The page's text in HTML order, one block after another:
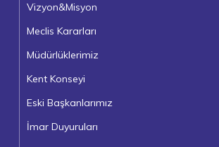
Vizyon&Misyon
Meclis Kararları
Müdürlüklerimiz
Kent Konseyi
Eski Başkanlarımız
İmar Duyuruları